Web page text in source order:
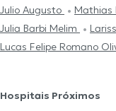
Julio Augusto
Mathias
Julia Barbi Melim
Lucas Felipe Romano
Hospitais Próximos